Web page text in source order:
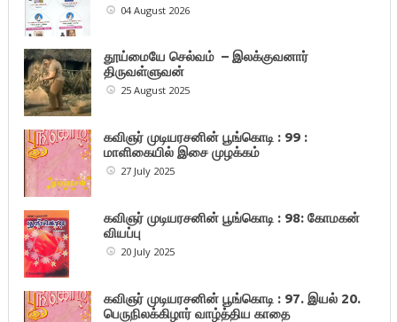
04 August 2026
தூய்மையே செல்வம் – இலக்குவனார்
திருவள்ளுவன்
25 August 2025
கவிஞர் முடியரசனின் பூங்கொடி : 99 :
மாளிகையில் இசை முழக்கம்
27 July 2025
கவிஞர் முடியரசனின் பூங்கொடி : 98: கோமகன்
வியப்பு
20 July 2025
கவிஞர் முடியரசனின் பூங்கொடி : 97. இயல் 20.
பெருநிலக்கிழார் வாழ்த்திய காதை